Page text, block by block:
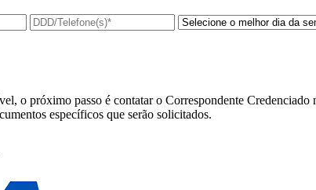
o próximo passo é contatar o Correspondente Credenciado
específicos que serão solicitados.